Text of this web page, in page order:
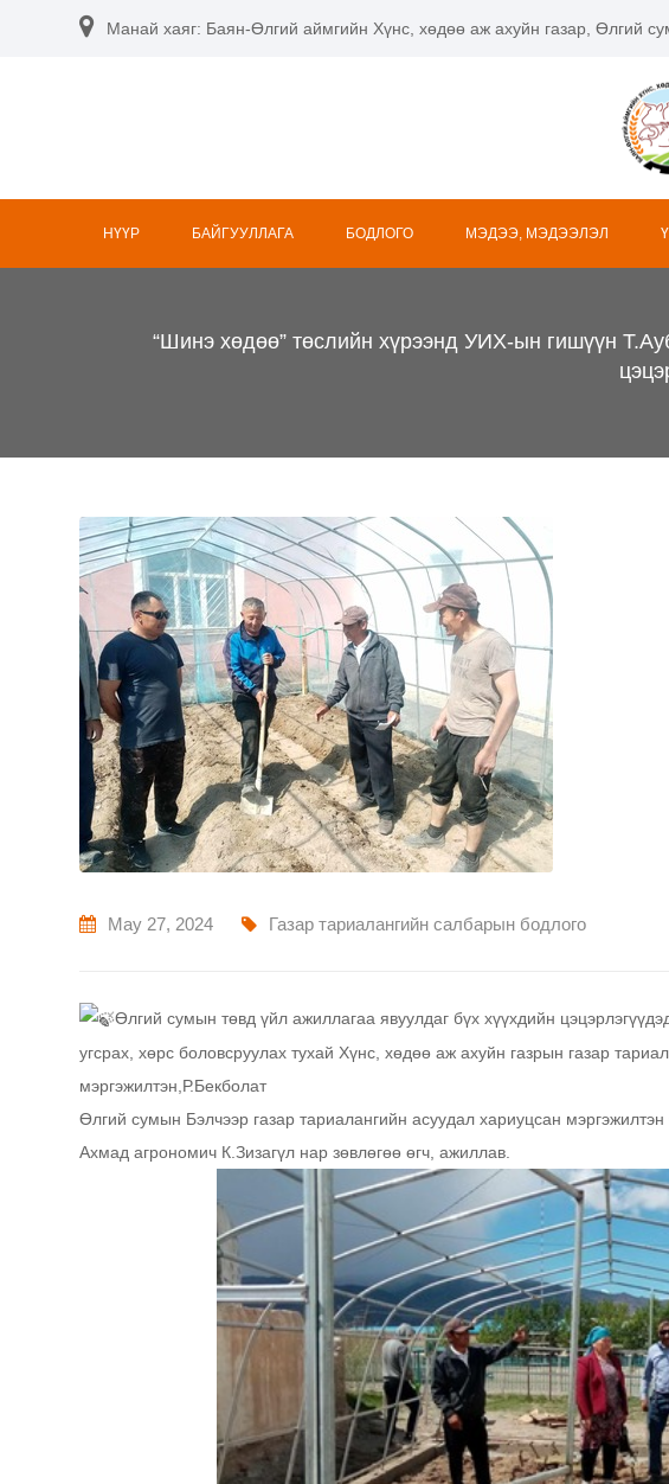
Манай хаяг: Баян-Өлгий аймгийн Хүнс, хөдөө аж ахуйн газар, Өлгий
НҮҮР БАЙГУУЛЛАГА БОДЛОГО МЭДЭЭ, МЭДЭЭЛЭЛ
“Шинэ хөдөө” төслийн хүрээнд УИХ-ын гишүүн
May 27, 2024 Газар тариалангийн салбарын бодлого
Өлгий сумын төвд үйл ажиллагаа явуулдаг бүх хүүхдийн
угсрах, хөрс боловсруулах тухай Хүнс, хөдөө аж ахуйн газрын газар
мэргэжилтэн,Р.Бекболат
Өлгий сумын Бэлчээр газар тариалангийн асуудал хариуцсан
Ахмад агрономич К.Зизагүл нар зөвлөгөө өгч, ажиллав.